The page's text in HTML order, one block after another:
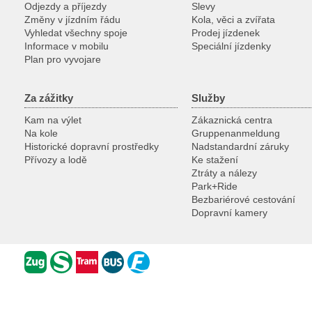
Odjezdy a příjezdy
Změny v jízdním řádu
Vyhledat všechny spoje
Informace v mobilu
Plan pro vyvojare
Slevy
Kola, věci a zvířata
Prodej jízdenek
Speciální jízdenky
Za zážitky
Kam na výlet
Na kole
Historické dopravní prostředky
Přívozy a lodě
Služby
Zákaznická centra
Gruppenanmeldung
Nadstandardní záruky
Ke stažení
Ztráty a nálezy
Park+Ride
Bezbariérové cestování
Dopravní kamery